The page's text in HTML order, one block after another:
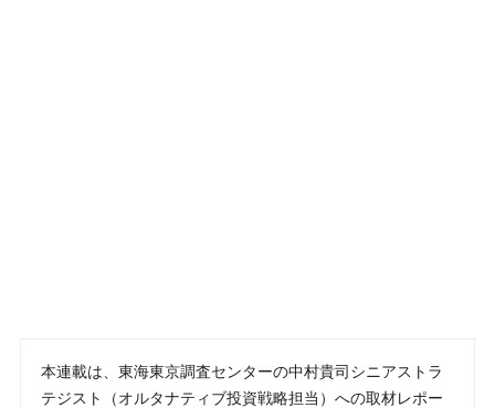
本連載は、東海東京調査センターの中村貴司シニアストラ
テジスト（オルタナティブ投資戦略担当）への取材レポー